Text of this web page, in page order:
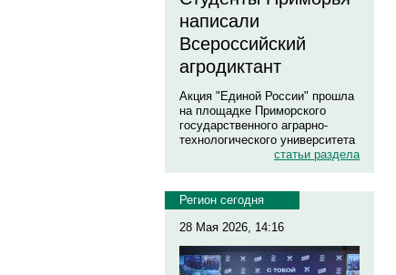
написали
Всероссийский
агродиктант
Акция "Единой России" прошла
на площадке Приморского
государственного аграрно-
технологического университета
статьи раздела
Регион сегодня
28 Мая 2026, 14:16